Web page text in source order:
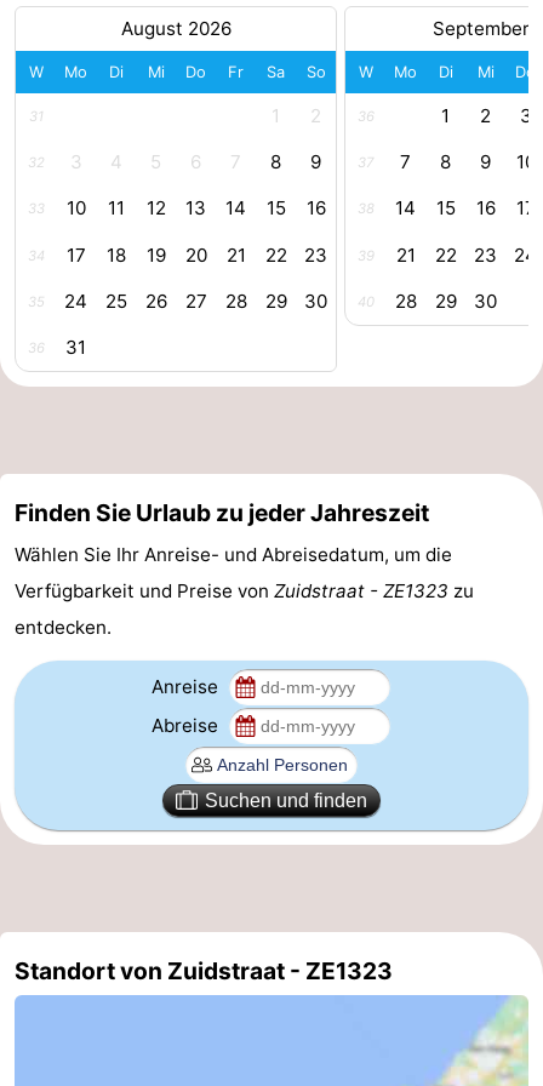
Sportangeln
Essen
trinken
Ringstechen
Zoutelande
Actief
Praktisch
Forum
-
Parken
Reisebuchshop
Medizin
Adressen
Region
Zeeland
Duiveland
-
Bruinisse
-
August 2026
W Mo Di Mi Do Fr Sa So
31 1 2
32 3 4 5 6 7 8 9
33 10 11 12 13 14 15 16
34 17 18 19 20 21 22 23
35 24 25 26 27 28 29 30
36 31
September
W Mo Di Mi Do
36 1 2 3
37 7 8 9 10
38 14 15 16 17
39 21 22 23 24
40 28 29 30
Finden Sie Urlaub zu jeder Jahreszeit
Wählen Sie Ihr Anreise- und Abreisedatum, um die
Verfügbarkeit und Preise von Zuidstraat - ZE1323 zu
entdecken.
Anreise
Abreise
Suchen und finden
Standort von Zuidstraat - ZE1323